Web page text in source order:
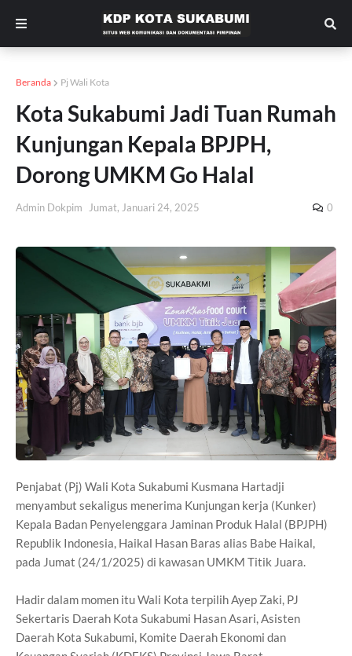
Beranda Pj Wali Kota
Kota Sukabumi Jadi Tuan Rumah
Kunjungan Kepala BPJPH,
Dorong UMKM Go Halal
Admin Dokpim Jumat, Januari 24, 2025 0
Penjabat (Pj) Wali Kota Sukabumi Kusmana Hartadji
menyambut sekaligus menerima Kunjungan kerja (Kunker)
Kepala Badan Penyelenggara Jaminan Produk Halal (BPJPH)
Republik Indonesia, Haikal Hasan Baras alias Babe Haikal,
pada Jumat (24/1/2025) di kawasan UMKM Titik Juara.
Hadir dalam momen itu Wali Kota terpilih Ayep Zaki, PJ
Sekertaris Daerah Kota Sukabumi Hasan Asari, Asisten
Daerah Kota Sukabumi, Komite Daerah Ekonomi dan